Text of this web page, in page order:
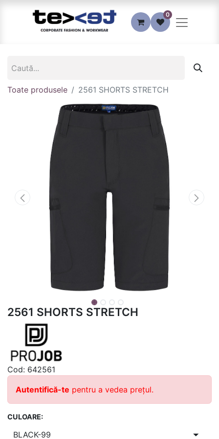
0
Toate produsele 2561 SHORTS STRETCH
2561 SHORTS STRETCH
Cod: 642561
Autentifică-te pentru a vedea prețul.
CULOARE: